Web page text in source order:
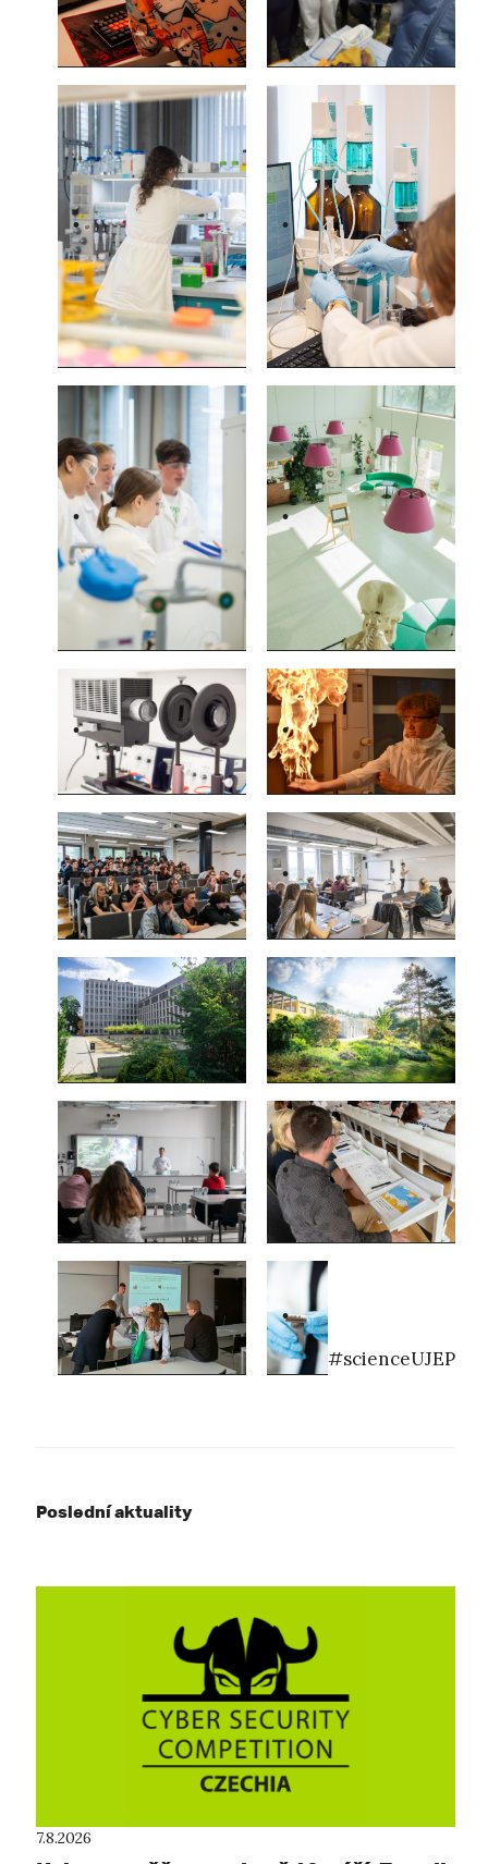
#scienceUJEP
Poslední aktuality
7.8.2026